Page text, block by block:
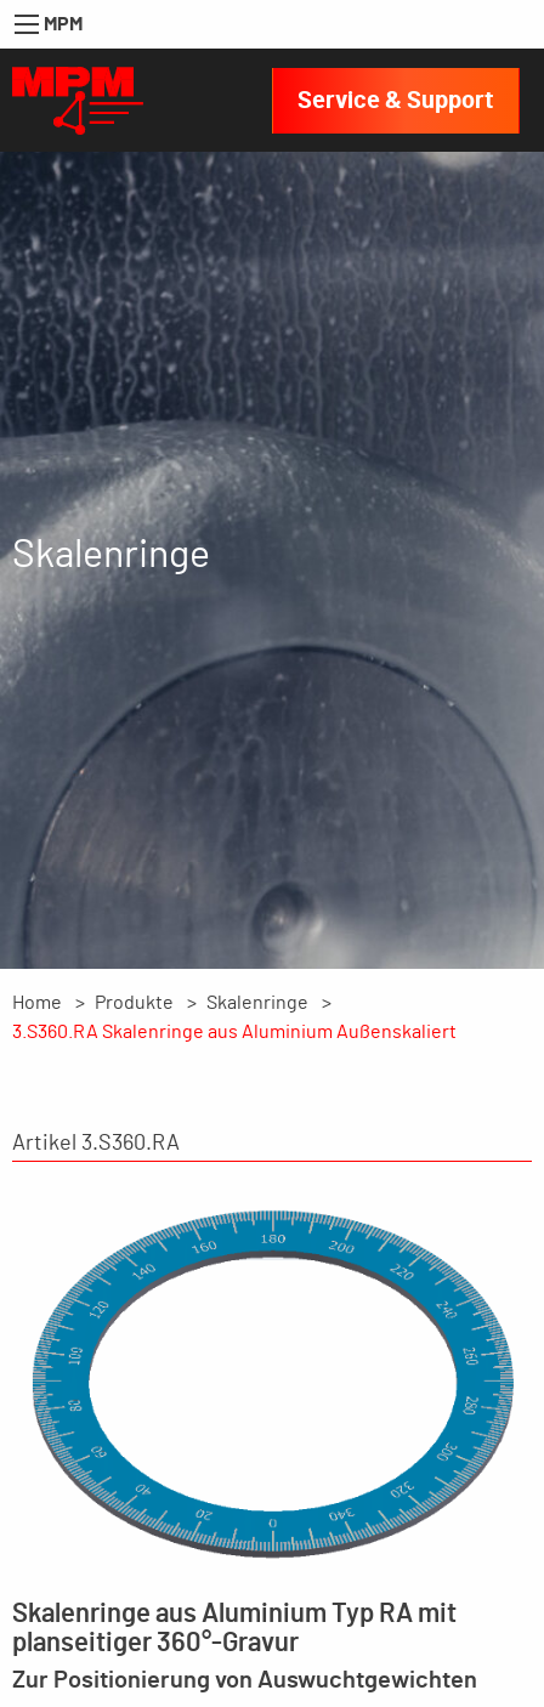
MPM
Service & Support
Skalenringe
Home Produkte
Skalenringe
3.S360.RA Skalenringe aus Aluminium Außenskaliert
Artikel 3.S360.RA
Skalenringe aus Aluminium Typ RA mit
planseitiger 360°-Gravur
Zur Positionierung von Auswuchtgewichten